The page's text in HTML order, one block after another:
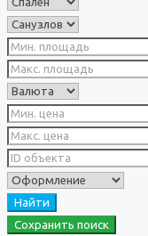
Найти
Сохранить поиск